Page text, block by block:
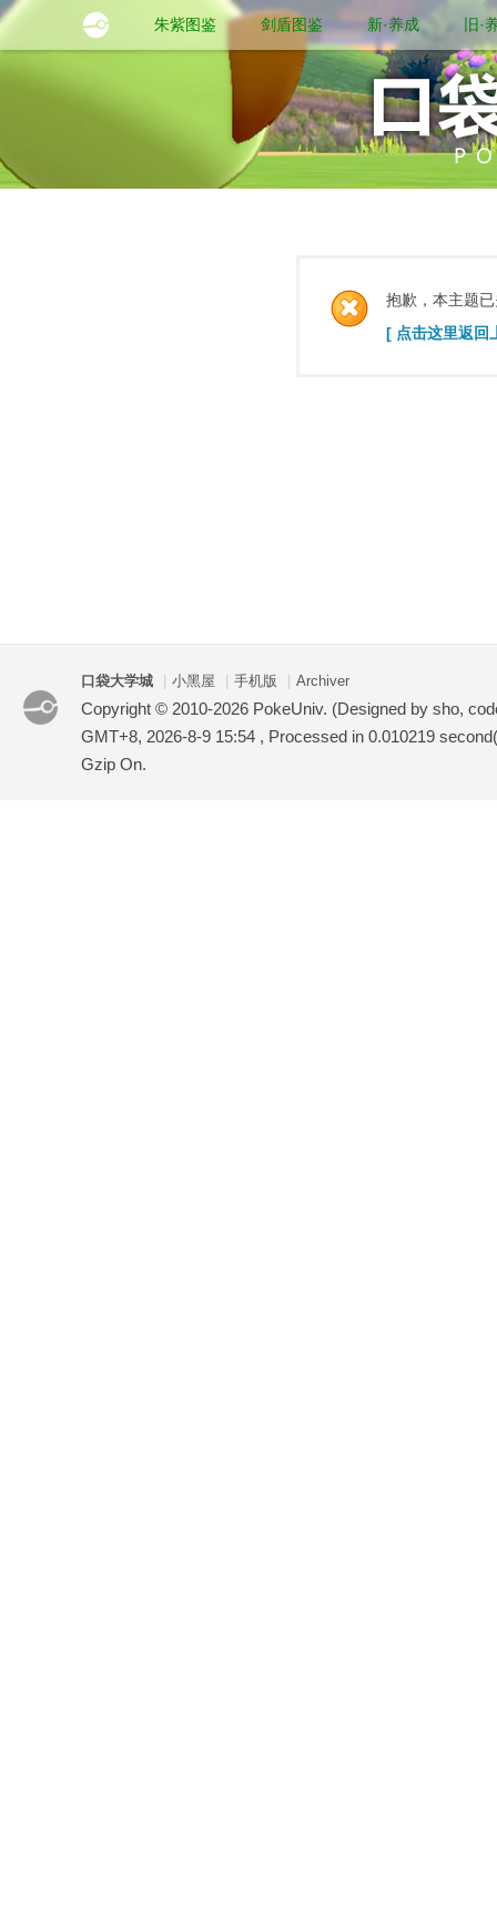
朱紫图鉴 剑盾图鉴 新·养成 旧·
抱歉，本主题
[ 点击这里返回
口袋大学城 小黑屋 手机版 Archiver
Copyright © 2010-2026 PokeUniv. (Designed by sho,
GMT+8, 2026-8-9 15:54 , Processed in 0.010219
Gzip On.